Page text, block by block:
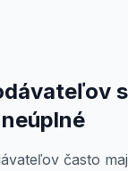
často